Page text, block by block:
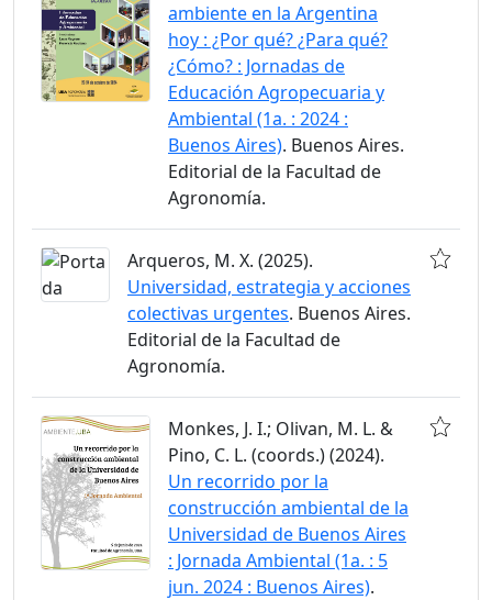
ambiente en la Argentina
hoy : ¿Por qué? ¿Para qué?
¿Cómo? : Jornadas de
Educación Agropecuaria y
Ambiental (1a. : 2024 :
Buenos Aires). Buenos Aires.
Editorial de la Facultad de
Agronomía.
Arqueros, M. X. (2025).
Universidad, estrategia y acciones
colectivas urgentes. Buenos Aires.
Editorial de la Facultad de
Agronomía.
Monkes, J. I.; Olivan, M. L. &
Pino, C. L. (coords.) (2024).
Un recorrido por la
construcción ambiental de la
Universidad de Buenos Aires
: Jornada Ambiental (1a. : 5
jun. 2024 : Buenos Aires).